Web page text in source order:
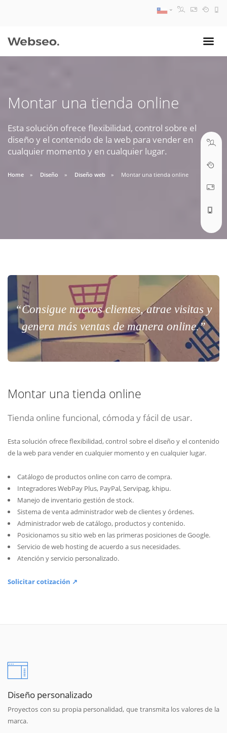
Montar una tienda online
Esta solución ofrece flexibilidad, control sobre el
diseño y el contenido de la web para vender en
cualquier momento y en cualquier lugar.
Home Diseño Diseño web Montar una tienda online
“Consigue nuevos clientes, atrae visitas y
genera más ventas de manera online.”
Montar una tienda online
Tienda online funcional, cómoda y fácil de usar.
Esta solución ofrece flexibilidad, control sobre el diseño y el contenido
de la web para vender en cualquier momento y en cualquier lugar.
Catálogo de productos online con carro de compra.
Integradores WebPay Plus, PayPal, Servipag, khipu.
Manejo de inventario gestión de stock.
Sistema de venta administrador web de clientes y órdenes.
Administrador web de catálogo, productos y contenido.
Posicionamos su sitio web en las primeras posiciones de Google.
Servicio de web hosting de acuerdo a sus necesidades.
Atención y servicio personalizado.
Solicitar cotización ↗
Diseño personalizado
Proyectos con su propia personalidad, que transmita los valores de la
marca.
09:30 AM A 18:30 PM
soporte@webseo.cl
ABRIR TICKET